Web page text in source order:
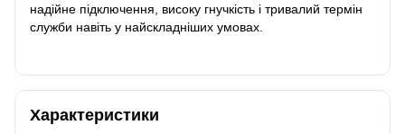
надійне підключення, високу гнучкість і тривалий термін
служби навіть у найскладніших умовах.
Характеристики